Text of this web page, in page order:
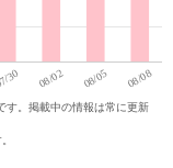
す。掲載中の情報は常に更新